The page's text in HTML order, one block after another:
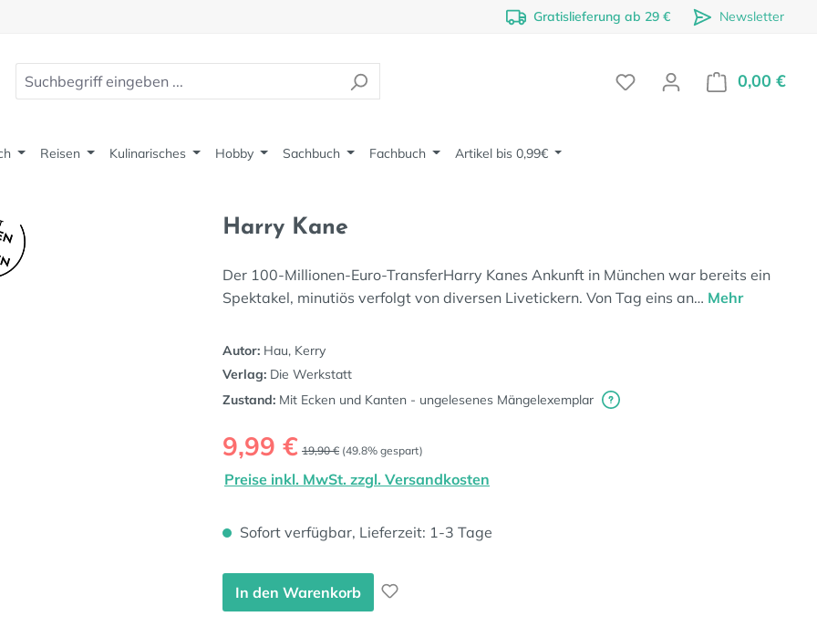
Gratislieferung ab 29 € Newsletter
0,00 €
Reisen Kulinarisches Hobby Sachbuch Fachbuch Artikel bis 0,99€
Harry Kane
Der 100-Millionen-Euro-TransferHarry Kanes Ankunft in München war bereits ein
Spektakel, minutiös verfolgt von diversen Livetickern. Von Tag eins an… Mehr
Autor: Hau, Kerry
Verlag: Die Werkstatt
Zustand: Mit Ecken und Kanten - ungelesenes Mängelexemplar
Verkaufspreis:
9,99 € Regulärer Preis:
19,90 € (49.8% gespart)
Preise inkl. MwSt. zzgl. Versandkosten
Sofort verfügbar, Lieferzeit: 1-3 Tage
In den Warenkorb